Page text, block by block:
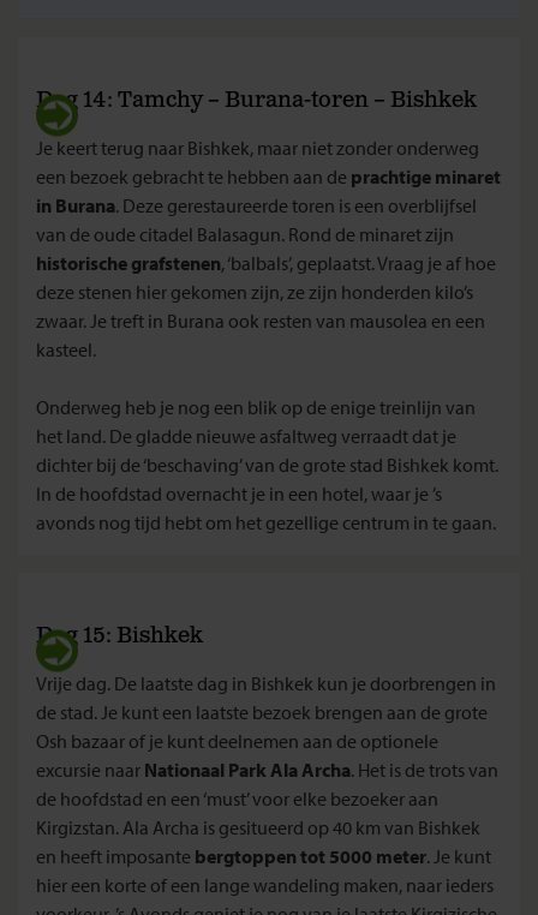
Dag 14: Tamchy – Burana-toren – Bishkek
Je keert terug naar Bishkek, maar niet zonder onderweg
een bezoek gebracht te hebben aan de prachtige minaret
in Burana. Deze gerestaureerde toren is een overblijfsel
van de oude citadel Balasagun. Rond de minaret zijn
historische grafstenen, ‘balbals’, geplaatst. Vraag je af hoe
deze stenen hier gekomen zijn, ze zijn honderden kilo’s
zwaar. Je treft in Burana ook resten van mausolea en een
kasteel.
Onderweg heb je nog een blik op de enige treinlijn van
het land. De gladde nieuwe asfaltweg verraadt dat je
dichter bij de ‘beschaving’ van de grote stad Bishkek komt.
In de hoofdstad overnacht je in een hotel, waar je ’s
avonds nog tijd hebt om het gezellige centrum in te gaan.
Dag 15: Bishkek
Vrije dag. De laatste dag in Bishkek kun je doorbrengen in
de stad. Je kunt een laatste bezoek brengen aan de grote
Osh bazaar of je kunt deelnemen aan de optionele
excursie naar Nationaal Park Ala Archa. Het is de trots van
de hoofdstad en een ‘must’ voor elke bezoeker aan
Kirgizstan. Ala Archa is gesitueerd op 40 km van Bishkek
en heeft imposante bergtoppen tot 5000 meter. Je kunt
hier een korte of een lange wandeling maken, naar ieders